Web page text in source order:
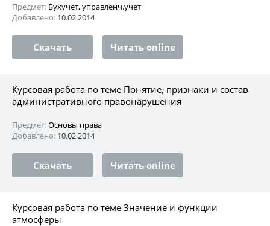
Предмет: Бухучет, управленч.учет
Добавлено: 10.02.2014
Скачать Читать online
Курсовая работа по теме Понятие, признаки и состав
административного правонарушения
Предмет:Основы права
Добавлено: 10.02.2014
Скачать Читать online
Курсовая работа по теме Значение и функции
атмосферы